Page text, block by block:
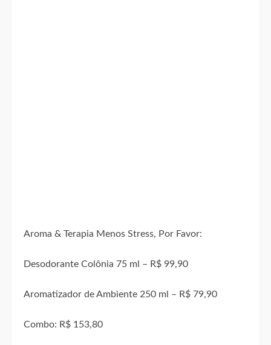
Aroma & Terapia Menos Stress, Por Favor:
Desodorante Colônia 75 ml – R$ 99,90
Aromatizador de Ambiente 250 ml – R$ 79,90
Combo: R$ 153,80